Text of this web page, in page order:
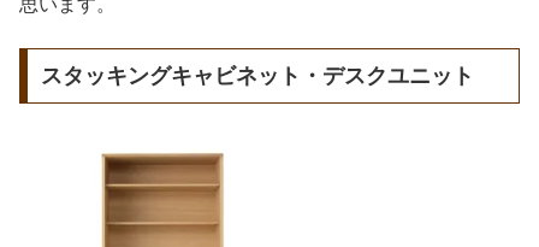
スタッキングキャビネット・デスクユニット